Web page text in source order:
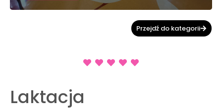
Przejdź do kategorii
Laktacja